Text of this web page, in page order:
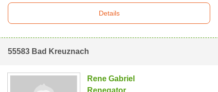
Details
55583 Bad Kreuznach
Rene Gabriel
Renegator